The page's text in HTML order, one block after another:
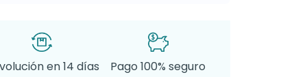
en 14 días
Pago 100% seguro